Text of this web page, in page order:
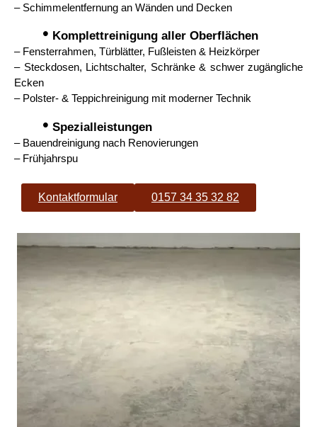
– Schimmelentfernung an Wänden und Decken
• Komplettreinigung aller Oberflächen
– Fensterrahmen, Türblätter, Fußleisten & Heizkörper
– Steckdosen, Lichtschalter, Schränke & schwer zugängliche
Ecken
– Polster- & Teppichreinigung mit moderner Technik
• Spezialleistungen
– Bauendreinigung nach Renovierungen
– Frühjahrspu
Kontaktformular 0157 34 35 32 82